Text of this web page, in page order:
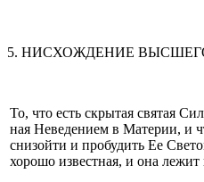
5. НИСХОЖДЕНИЕ
То, что есть скрытая святая
ная Неведением в Материи, и
снизойти и пробудить Ее
хорошо известная, и она